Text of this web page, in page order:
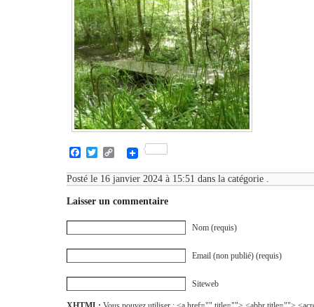
Facebook
TwitterCopy
Posté le 16 janvier 2024 à 15:51 dans la catégorie .
Laisser un commentaire
Nom (requis)
Email (non publié) (requis)
Siteweb